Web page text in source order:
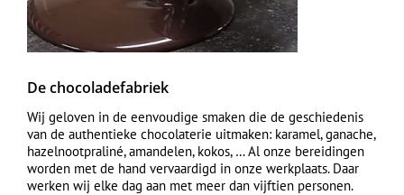
De chocoladefabriek
Wij geloven in de eenvoudige smaken die de geschiedenis
van de authentieke chocolaterie uitmaken: karamel, ganache,
hazelnootpraliné, amandelen, kokos, … Al onze bereidingen
worden met de hand vervaardigd in onze werkplaats. Daar
werken wij elke dag aan met meer dan vijftien personen.